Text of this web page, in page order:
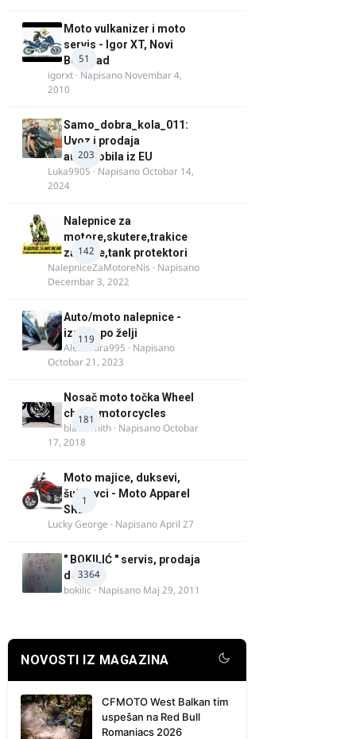
51
Moto vulkanizer i moto
servis - Igor XT, Novi
Beograd
igorxt · Napisano Novembar 4,
2010
203
Samo_dobra_kola_011:
Uvoz i prodaja
automobila iz EU
Luka9905 · NapisanoOctobar 14,
2024
142
Nalepnice za
motore,skutere,trakice
za felne,tank protektori
NalepniceZaMotoreNis · Napisano
Decembar 3, 2022
119
Auto/moto nalepnice -
izrada po želji
Alexandra995 · Napisano
Octobar 21, 2023
181
Nosač moto točka Wheel
chock motorcycles
blacksmith · NapisanoOctobar
17, 2018
1
Moto majice, duksevi,
šuškavci - Moto Apparel
SRB
Lucky George · NapisanoApril 27
3364
" BOKILIĆ " servis, prodaja
delova
bokilic · Napisano Maj 29, 2011
NOVOSTI IZ MAGAZINA
CFMOTO West Balkan tim
uspešan na Red Bull
Romaniacs 2026